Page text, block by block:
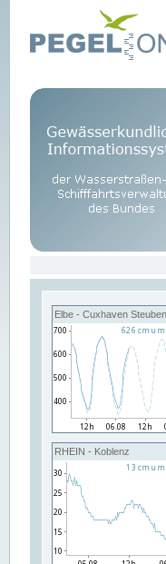
Elbe - Cuxhaven
RHEIN - Koblenz